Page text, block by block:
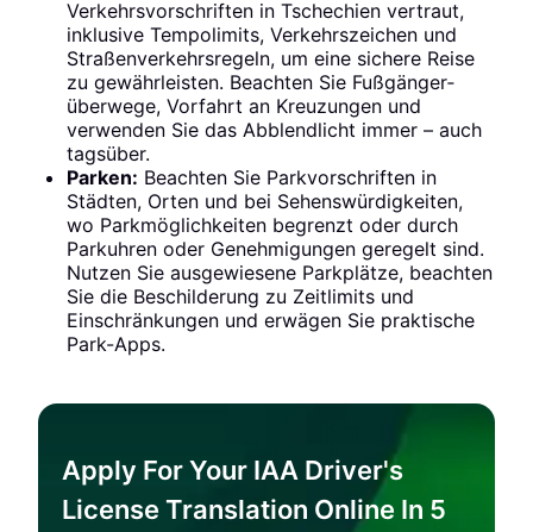
Verkehrs­vorschriften in Tschechien vertraut,
inklusive Tempolimits, Verkehrszeichen und
Straßenverkehrsregeln, um eine sichere Reise
zu gewährleisten. Beachten Sie Fußgänger­
überwege, Vorfahrt an Kreuzungen und
verwenden Sie das Abblendlicht immer – auch
tagsüber.
Parken: Beachten Sie Park­vorschriften in
Städten, Orten und bei Sehenswürdigkeiten,
wo Parkmöglichkeiten begrenzt oder durch
Parkuhren oder Genehmigungen geregelt sind.
Nutzen Sie ausgewiesene Parkplätze, beachten
Sie die Beschilderung zu Zeitlimits und
Einschränkungen und erwägen Sie praktische
Park-Apps.
Apply For Your IAA Driver's
License Translation Online In 5